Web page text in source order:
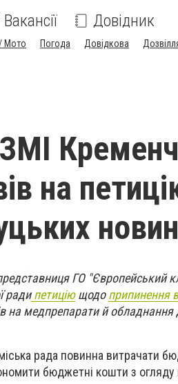
Вакансії Довідник
Мото Погода Довідкова
на
ГО "Європейський
радипетиціющодоприпинення
на медпрепарати й обладнання
рада повинна витрачати
бюджетні кошти з огляду